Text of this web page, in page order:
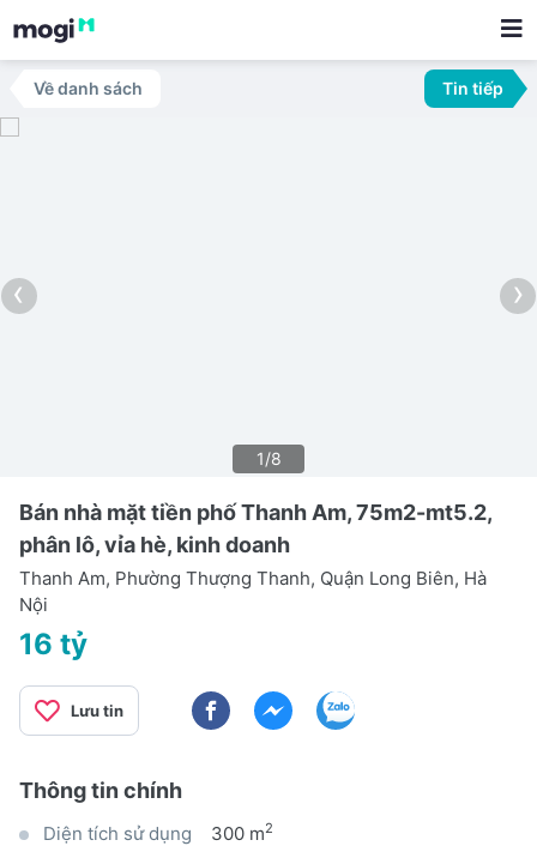
Về danh sách Tin tiếp
‹ ›
1/8
Bán nhà mặt tiền phố Thanh Am, 75m2-mt5.2,
phân lô, vỉa hè, kinh doanh
Thanh Am, Phường Thượng Thanh, Quận Long Biên, Hà
Nội
16 tỷ
Lưu tin
Thông tin chính
Diện tích sử dụng 300 m2